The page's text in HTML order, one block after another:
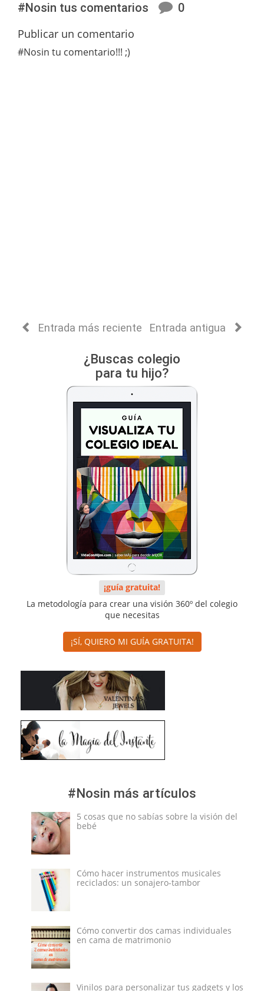
#Nosin tus comentarios
0
Publicar un comentario
#Nosin tu comentario!!! ;)
Entrada más reciente Entrada antigua
¿Buscas colegio
para tu hijo?
¡guía gratuita!
La metodología para crear una visión 360º del colegio
que necesitas
¡SÍ, QUIERO MI GUÍA GRATUITA!
#Nosin más artículos
5 cosas que no sabías sobre la visión del
bebé
Cómo hacer instrumentos musicales
reciclados: un sonajero-tambor
Cómo convertir dos camas individuales
en cama de matrimonio
Vinilos para personalizar tus gadgets y los